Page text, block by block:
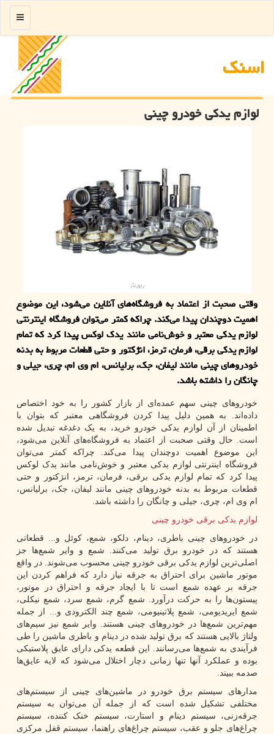
اسنك
منو
لوازم یدکی خودرو چینی
وقتی صحبت از اعتماد به فروشگاه‌های آنلاین می‌شود، این موضوع
اهمیت دوچندان پیدا می‌کند. چراکه کمتر می‌توان فروشگاه اینترنتی
لوازم یدکی معتبر و خوش‌نامی مانند یدک لوکس پیدا کرد که تمام
لوازم یدکی برقی، فرمان، ترمز، انژکتور و حتی قطعات مربوط به بدنه
خودروهای چینی مانند لیفان، جک، برلیانس، ام وی ام، چری، جیلی و
چانگان را داشته باشد.
خودروهای چینی سهم عمده‌ای از بازار کشور را به خود اختصاص
داده‌اند. به همین دلیل پیدا کردن فروشگاهی معتبر که بتوان با
اطمینان از آن لوازم یدکی خودرو خرید، به یک دغدغه تبدیل شده
است. حال وقتی صحبت از اعتماد به فروشگاه‌های آنلاین می‌شود،
این موضوع اهمیت دوچندان پیدا می‌کند. چراکه کمتر می‌توان
فروشگاه اینترنتی لوازم یدکی معتبر و خوش‌نامی مانند یدک لوکس
پیدا کرد که تمام لوازم یدکی برقی، فرمان، ترمز، انژکتور و حتی
قطعات مربوط به بدنه خودروهای چینی مانند لیفان، جک، برلیانس،
ام وی ام، چری، جیلی و چانگان را داشته باشد.
لوازم یدکی برقی خودرو چینی
در خودروهای چینی باطری، دینام، دلکو، شمع، کوئل و... قطعاتی
هستند که در خودرو برق تولید می‌کنند. شمع و وایر شمع‌ها جز
اصلی‌ترین لوازم یدکی برقی خودرو چینی محسوب می‌شوند. در واقع
موتور ماشین برای احتراق به جرقه نیاز دارد که فراهم کردن این
جرقه بر عهده شمع است تا با ایجاد جرقه و احتراق در موتور،
پیستون‌ها را به حرکت در‌آورد. شمع گرم، شمع سرد، شمع نیکلی،
شمع ایریدیومی، شمع پلاتینیومی، شمع‌ چند الکترودی و... از جمله
مهم‌‌ترین شمع‌ها در خودروهای چینی هستند. وایر شمع نیز سیم‌های
ولتاژ بالایی هستند که برق تولید شده در دینام و باطری ماشین را طی
فرآیندی به شمع‌ها می‌رسانند. این قطعه یدکی دارای عایق پلاستیکی
بوده و عملکرد آنها تنها زمانی دچار اختلال می‌شود که لایه عایق‌ها
صدمه ببیند.
مدارهای سیستم برق خودرو در ماشین‌های چینی از سیستم‌های
مختلفی تشکیل شده است که از جمله آن می‌توان به سیستم
جرقه‌زنی، سیستم دینام و استارت، سیستم خنک کننده، سیستم
چراغ‌های جلو و عقب، سیستم چراغ‌های راهنما، سیستم قفل مرکزی